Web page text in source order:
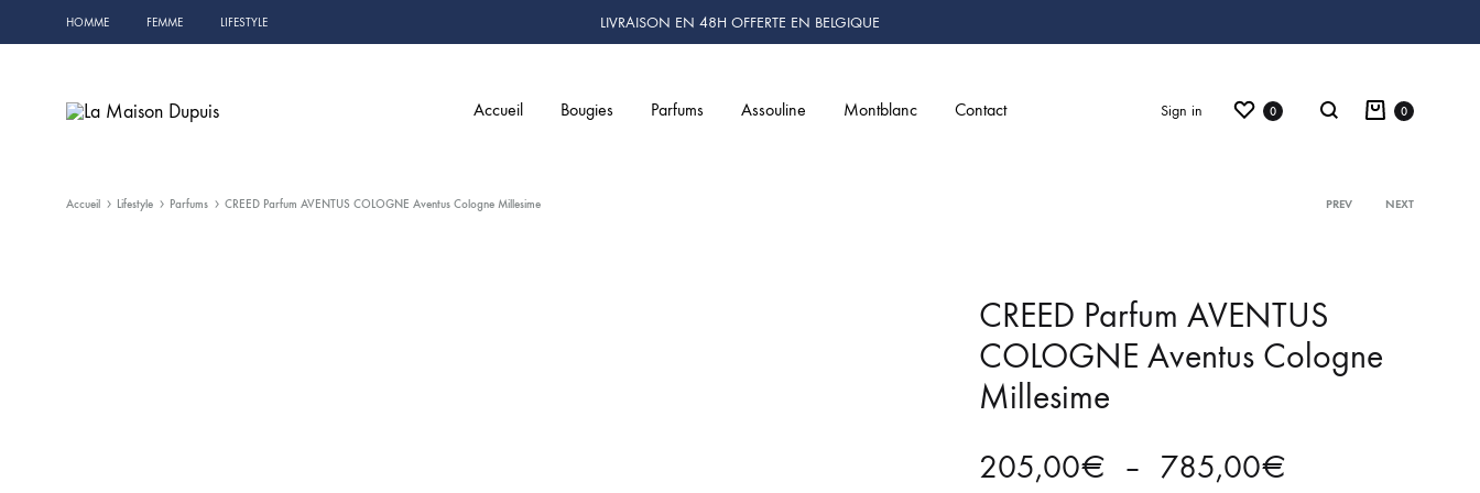
HOMME FEMME LIFESTYLE LIVRAISON EN 48H OFFERTE EN BELGIQUE
Dupuis
&
Accueil Bougies Parfums Assouline Montblanc Contact Sign in Wishlist
0 Search
Chaussures
Accessories
Idées cadeaux
Chèques cadeaux
Cart
0
Accueil Lifestyle Parfums CREED Parfum AVENTUS COLOGNE Aventus Cologne Millesime
Product
PREV NEXT
CREED Parfum AVENTUS
COLOGNE Aventus Cologne
Millesime
205,00€ – 785,00€